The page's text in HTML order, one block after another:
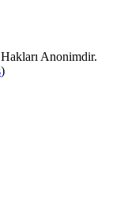
Anonimdir.
)